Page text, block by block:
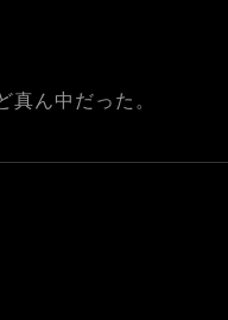
ん中だった。